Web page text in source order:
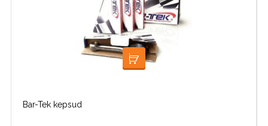
LOE EDASI
Bar-Tek kepsud